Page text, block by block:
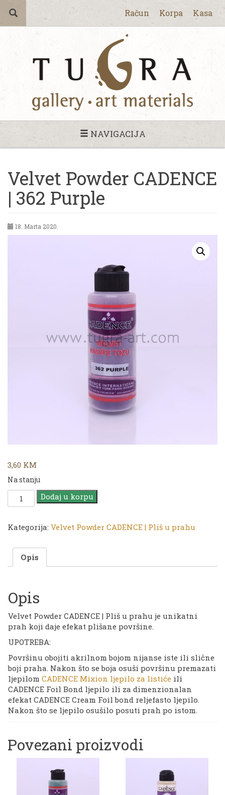
Račun Korpa Kasa
NAVIGACIJA
Velvet Powder CADENCE
| 362 Purple
18. Marta 2020.
3,60 KM
Na stanju
Velvet
Powder
|
Purple
količina
Dodaj u korpu
Kategorija: Velvet Powder CADENCE | Pliš u prahu
Opis
Opis
Velvet Powder CADENCE | Pliš u prahu je unikatni
prah koji daje efekat plišane površine.
UPOTREBA:
Površinu obojiti akrilnom bojom nijanse iste ili slične
boji praha. Nakon što se boja osuši površinu premazati
ljepilom CADENCE Mixion ljepilo za listiće ili
CADENCE Foil Bond ljepilo ili za dimenzionalan
efekat CADENCE Cream Foil bond reljefasto ljepilo.
Nakon što se ljepilo osušilo posuti prah po istom.
Povezani proizvodi